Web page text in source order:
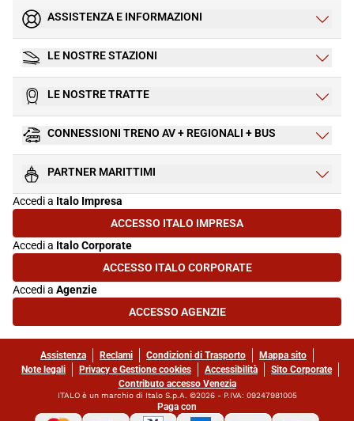
ASSISTENZA E INFORMAZIONI
LE NOSTRE STAZIONI
LE NOSTRE TRATTE
CONNESSIONI TRENO AV + REGIONALI + BUS
PARTNER MARITTIMI
Accedi a Italo Impresa
ACCESSO ITALO IMPRESA(SI APRE IN UNA NUOVA SCHEDA)
Accedi a Italo Corporate
ACCESSO ITALO CORPORATE(SI APRE IN UNA NUOVA SCHEDA)
Accedi a Agenzie
ACCESSO AGENZIE(SI APRE IN UNA NUOVA SCHEDA)
Assistenza Reclami Condizioni di Trasporto
Mappa sito
Note legali
Privacy e Gestione cookies Accessibilità
Sito Corporate
Contributo accesso Venezia
ITALO è un marchio di Italo S.p.A. ©2026 - P.IVA: 09247981005
Paga con